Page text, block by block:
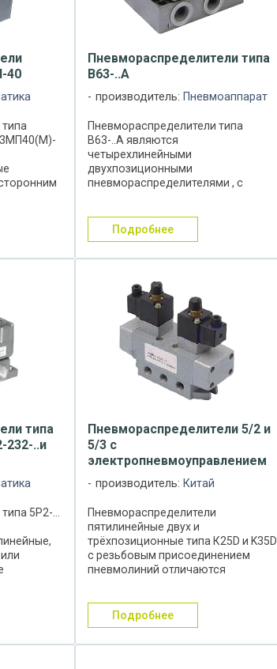
40
Пневмораспределители типа
В63-..А
производитель: Пневмоаппарат
Пневмораспределители типа
В63-..А являются
четырехлинейными
двухпозиционными
пневмораспределителями , с
пружинным или пневматическим
возвратом в исходное положение.
подробнее
типа
232-..и
5Р2-…
для
...
Пневмораспределители 5/2 и
5/3 с
электропневмоуправлением
производитель: Китай
Пневмораспределители
пятилинейные двух и
трёхпозиционные типа К25D и K35D
с резьбовым присоединением
пневмолиний отличаются
способностью, надёжностью и
возможностью эксплуатации в
подробнее